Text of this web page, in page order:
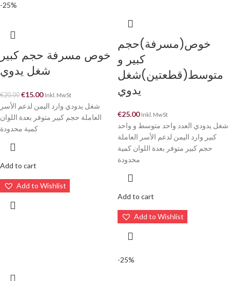
-25%
خوص مسرفة حجم كبير
شغل يدوي
€20.00 €15.00 Inkl. MwSt
شغل يدودي وارد اليمن لدعم الأسر
العاملة حجم كبير متوفر بعدة اللوان
كمية محدودة
Add to cart
Add to Wishlist
خوص(مسرفة)حجم
كبير و
متوسط(قطعتين)شغل
يدوي
€25.00 Inkl. MwSt
شغل يدودي العدد واحد متوسط و واحد
كبير وارد اليمن لدعم الأسر العاملة
حجم كبير متوفر بعدة اللوان كمية
محدودة
Add to cart
Add to Wishlist
-25%